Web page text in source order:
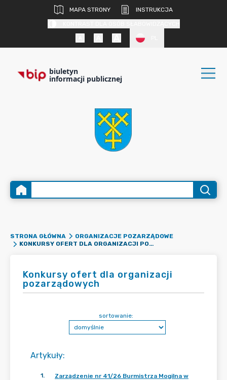
MAPA STRONY
INSTRUKCJA
biuletyn
informacji publicznej
STRONA GŁÓWNA
ORGANIZACJE POZARZĄDOWE
KONKURSY OFERT DLA ORGANIZACJI POZARZĄDOWYCH
Konkursy ofert dla organizacji
pozarządowych
Artykuły:
sortowanie:
1.
Zarządzenie nr 41/26 Burmistrza Mogilna w